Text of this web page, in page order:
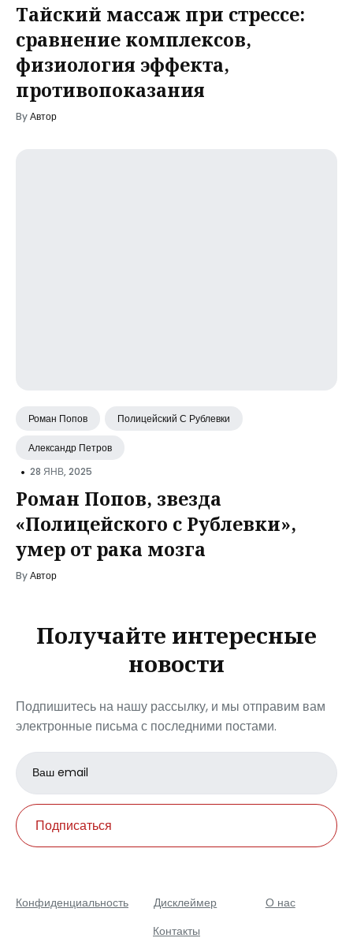
Тайский массаж при стрессе:
сравнение комплексов,
физиология эффекта,
противопоказания
ByАвтор
Роман Попов Полицейский С Рублевки
Александр Петров
• 28 ЯНВ, 2025
Роман Попов, звезда
«Полицейского с Рублевки»,
умер от рака мозга
ByАвтор
Получайте интересные
новости
Подпишитесь на нашу рассылку, и мы отправим вам
электронные письма с последними постами.
Email
address
Подписаться
Конфиденциальность Дисклеймер
О нас
Контакты